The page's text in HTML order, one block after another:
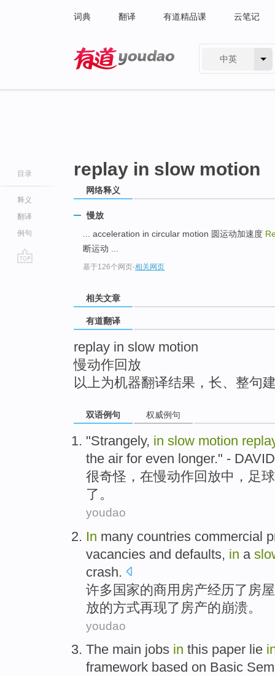
词典 翻译 有道精品课 云笔记
中英
目录
释义
翻译
例句
replay in slow motion
网络释义
慢放
... acceleration in circular motion 圆运动加速度
断运动 ...
基于126个网页-相关网页
相关文章
有道翻译
replay in slow motion
慢动作回放
以上为机器翻译结果，长、整句
双语例句 权威例句
"Strangely, in slow motion
the air for even longer." -
很奇怪 ， 在慢动作回放中， 足球
了。
youdao
In many countries commercial
vacancies and defaults, in a
crash.
许多 国家的商用 房产经历了 房屋
放的方式再现了房产的崩溃。
youdao
The main jobs in this paper lie
framework based on Basic